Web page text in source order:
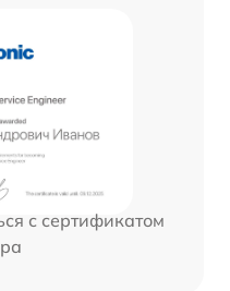
с сертификатом